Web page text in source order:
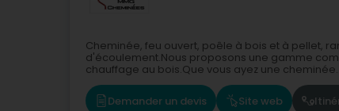
Cheminée, feu ouvert, poêle à bois et à pellet,
d'écoulement.Nous proposons une gamme
chauffage au bois.Que vous ayez une
Demander un devis Site web